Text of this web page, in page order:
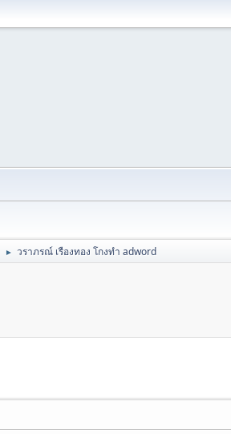
► วราภรณ์ เรืองทอง โกงทำ adword